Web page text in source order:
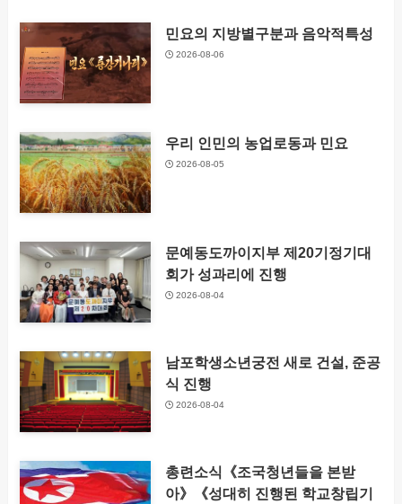
민요의 지방별구분과 음악적특성
2026-08-06
우리 인민의 농업로동과 민요
2026-08-05
문예동도까이지부 제20기정기대
회가 성과리에 진행
2026-08-04
남포학생소년궁전 새로 건설, 준공
식 진행
2026-08-04
총련소식《조국청년들을 본받
아》《성대히 진행된 학교창립기